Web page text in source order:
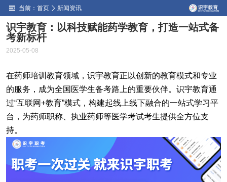
当前： 首页 新闻资讯
识宇教育：以科技赋能药学教育，打造一站式备
考新标杆
2025-05-08
在药师培训教育领域，识宇教育正以创新的教育模式和专业
的服务，成为全国医学生备考路上的重要伙伴。识宇教育通
过“互联网+教育”模式，构建起线上线下融合的一站式学习平
台，为药师职称、执业药师等医学考试考生提供全方位支
持。